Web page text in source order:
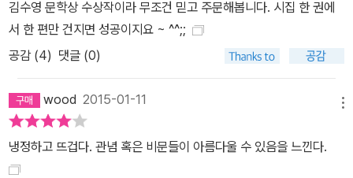
관객이다. “손금의 방향으로 생사가 엇갈리”는 것이 우연을 말하는
것인지, 반대로 운명을 뜻하는 것인지 알기 위해서 우리는 연극이 끝
날 때까지 잠자코 지켜볼 수밖에 없는 것이다. 과연 연극이 끝나고 난
뒤, 우리는 “기립 박수”를 칠 수 있을 것인가. 『모스크바예술극장의
기립 박수』의 후반부는 지성적인 감성으로 구성된 부조리극의 대본
에 가깝다. 그의 부조리극은 “의미를 중심으로 갈라선 일정한 간격을
취하”하고 “원근을 폐지하자고 부추”기며 “통념의 한복판을 무지르
는 새로운 말로 낯선 감성의 질서를 두둔”한다. 무대와 대본, 배우와
김수영 문학상 수상작이라 무조건 믿고 주문해봅니다. 시집 한 권에
서 한 편만 건지면 성공이지요 ~ ^^;;
공감 (4) 댓글 (0)
wood 2015-01-11
냉정하고 뜨겁다. 관념 혹은 비문들이 아름다울 수 있음을 느낀다.